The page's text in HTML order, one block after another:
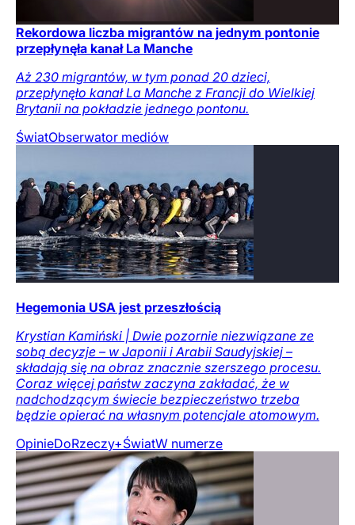
Rekordowa liczba migrantów na jednym pontonie
przepłynęła kanał La Manche
Aż 230 migrantów, w tym ponad 20 dzieci,
przepłynęło kanał La Manche z Francji do Wielkiej
Brytanii na pokładzie jednego pontonu.
ŚwiatObserwator mediów
Hegemonia USA jest przeszłością
Krystian Kamiński | Dwie pozornie niezwiązane ze
sobą decyzje – w Japonii i Arabii Saudyjskiej –
składają się na obraz znacznie szerszego procesu.
Coraz więcej państw zaczyna zakładać, że w
nadchodzącym świecie bezpieczeństwo trzeba
będzie opierać na własnym potencjale atomowym.
OpinieDoRzeczy+ŚwiatW numerze